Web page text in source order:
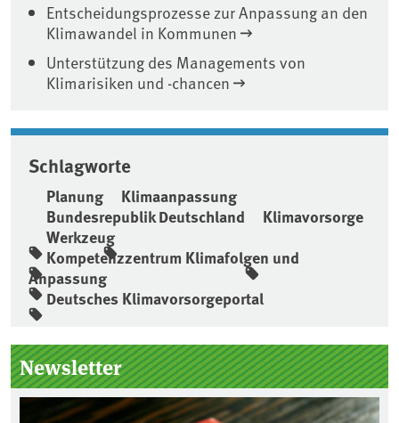
Entscheidungsprozesse zur Anpassung an den
Klimawandel in Kommunen
Unterstützung des Managements von
Klimarisiken und -chancen
Schlagworte
Planung
Klimaanpassung
Bundesrepublik Deutschland
Klimavorsorge
Werkzeug
Kompetenzzentrum Klimafolgen und
Anpassung
Deutsches Klimavorsorgeportal
Seitenleiste
Newsletter